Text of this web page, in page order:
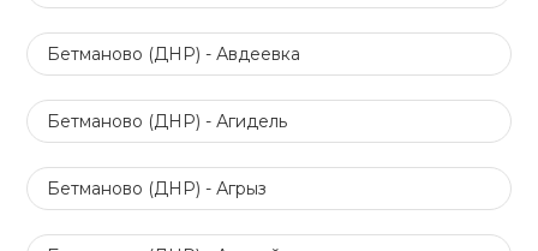
Бетманово (ДНР) - Авдеевка
Бетманово (ДНР) - Агидель
Бетманово (ДНР) - Агрыз